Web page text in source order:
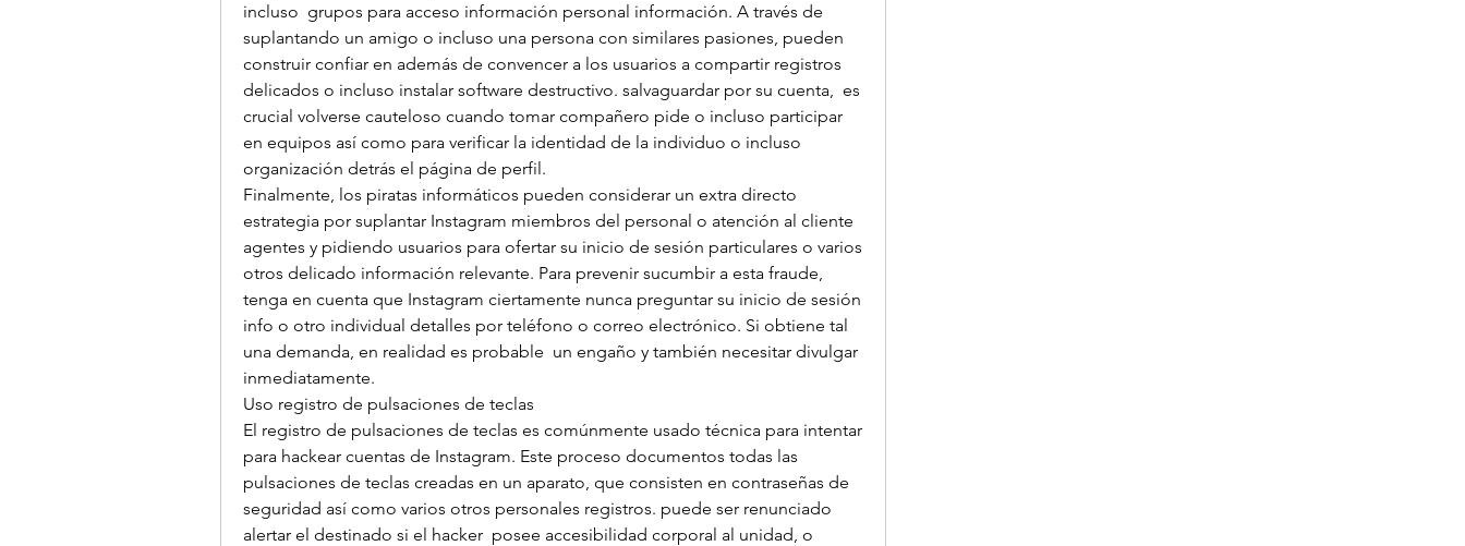
incluso  grupos para acceso información personal información. A través de
suplantando un amigo o incluso una persona con similares pasiones, pueden
construir confiar en además de convencer a los usuarios a compartir registros
delicados o incluso instalar software destructivo. salvaguardar por su cuenta,  es
crucial volverse cauteloso cuando tomar compañero pide o incluso participar
en equipos así como para verificar la identidad de la individuo o incluso
organización detrás el página de perfil.
Finalmente, los piratas informáticos pueden considerar un extra directo
estrategia por suplantar Instagram miembros del personal o atención al cliente
agentes y pidiendo usuarios para ofertar su inicio de sesión particulares o varios
otros delicado información relevante. Para prevenir sucumbir a esta fraude,
tenga en cuenta que Instagram ciertamente nunca preguntar su inicio de sesión
info o otro individual detalles por teléfono o correo electrónico. Si obtiene tal
una demanda, en realidad es probable  un engaño y también necesitar divulgar
inmediatamente.
Uso registro de pulsaciones de teclas
El registro de pulsaciones de teclas es comúnmente usado técnica para intentar
para hackear cuentas de Instagram. Este proceso documentos todas las
pulsaciones de teclas creadas en un aparato, que consisten en contraseñas de
seguridad así como varios otros personales registros. puede ser renunciado
alertar el destinado si el hacker  posee accesibilidad corporal al unidad, o